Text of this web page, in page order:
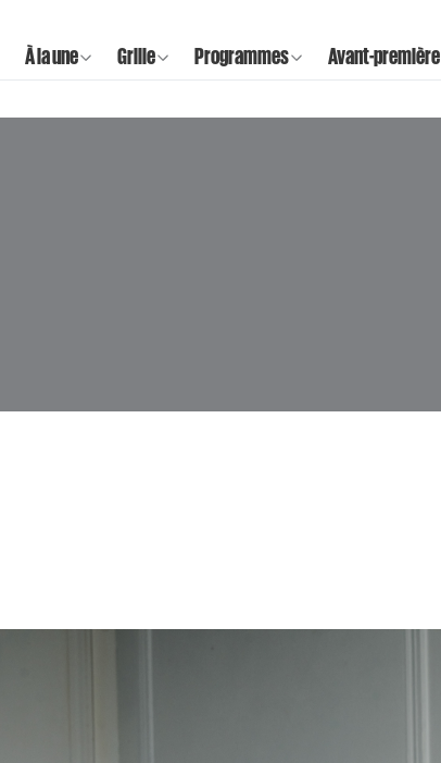
À la une Grille Programmes Avant-première